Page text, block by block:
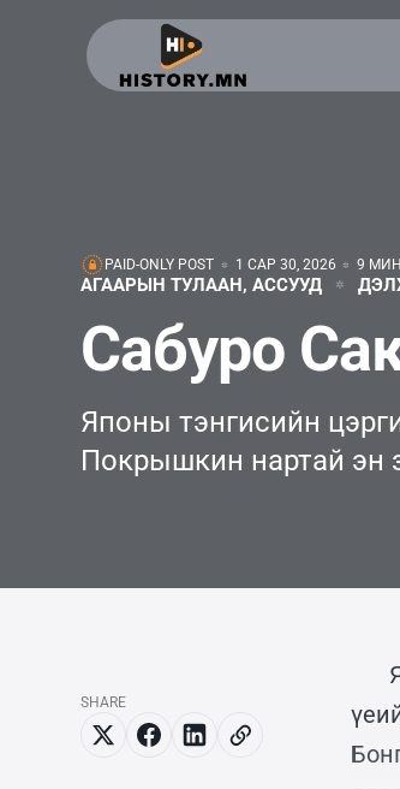
PAID-ONLY POST 1 САР 30, 2026 9
АГААРЫН ТУЛААН, АССУУД
Сабуро
Японы тэнгисийн
Покрышкин нартай эн
SHARE